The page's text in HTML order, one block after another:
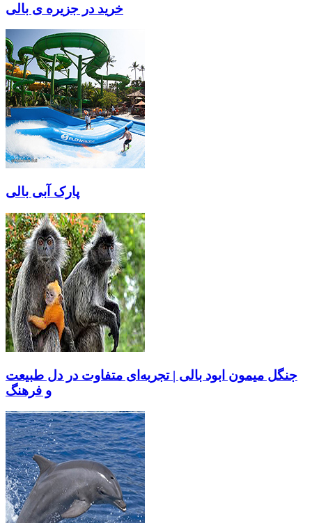
خرید در جزیره ی بالی
پارک آبی بالی
جنگل میمون ابود بالی | تجربه‌ای متفاوت در دل طبیعت
و فرهنگ